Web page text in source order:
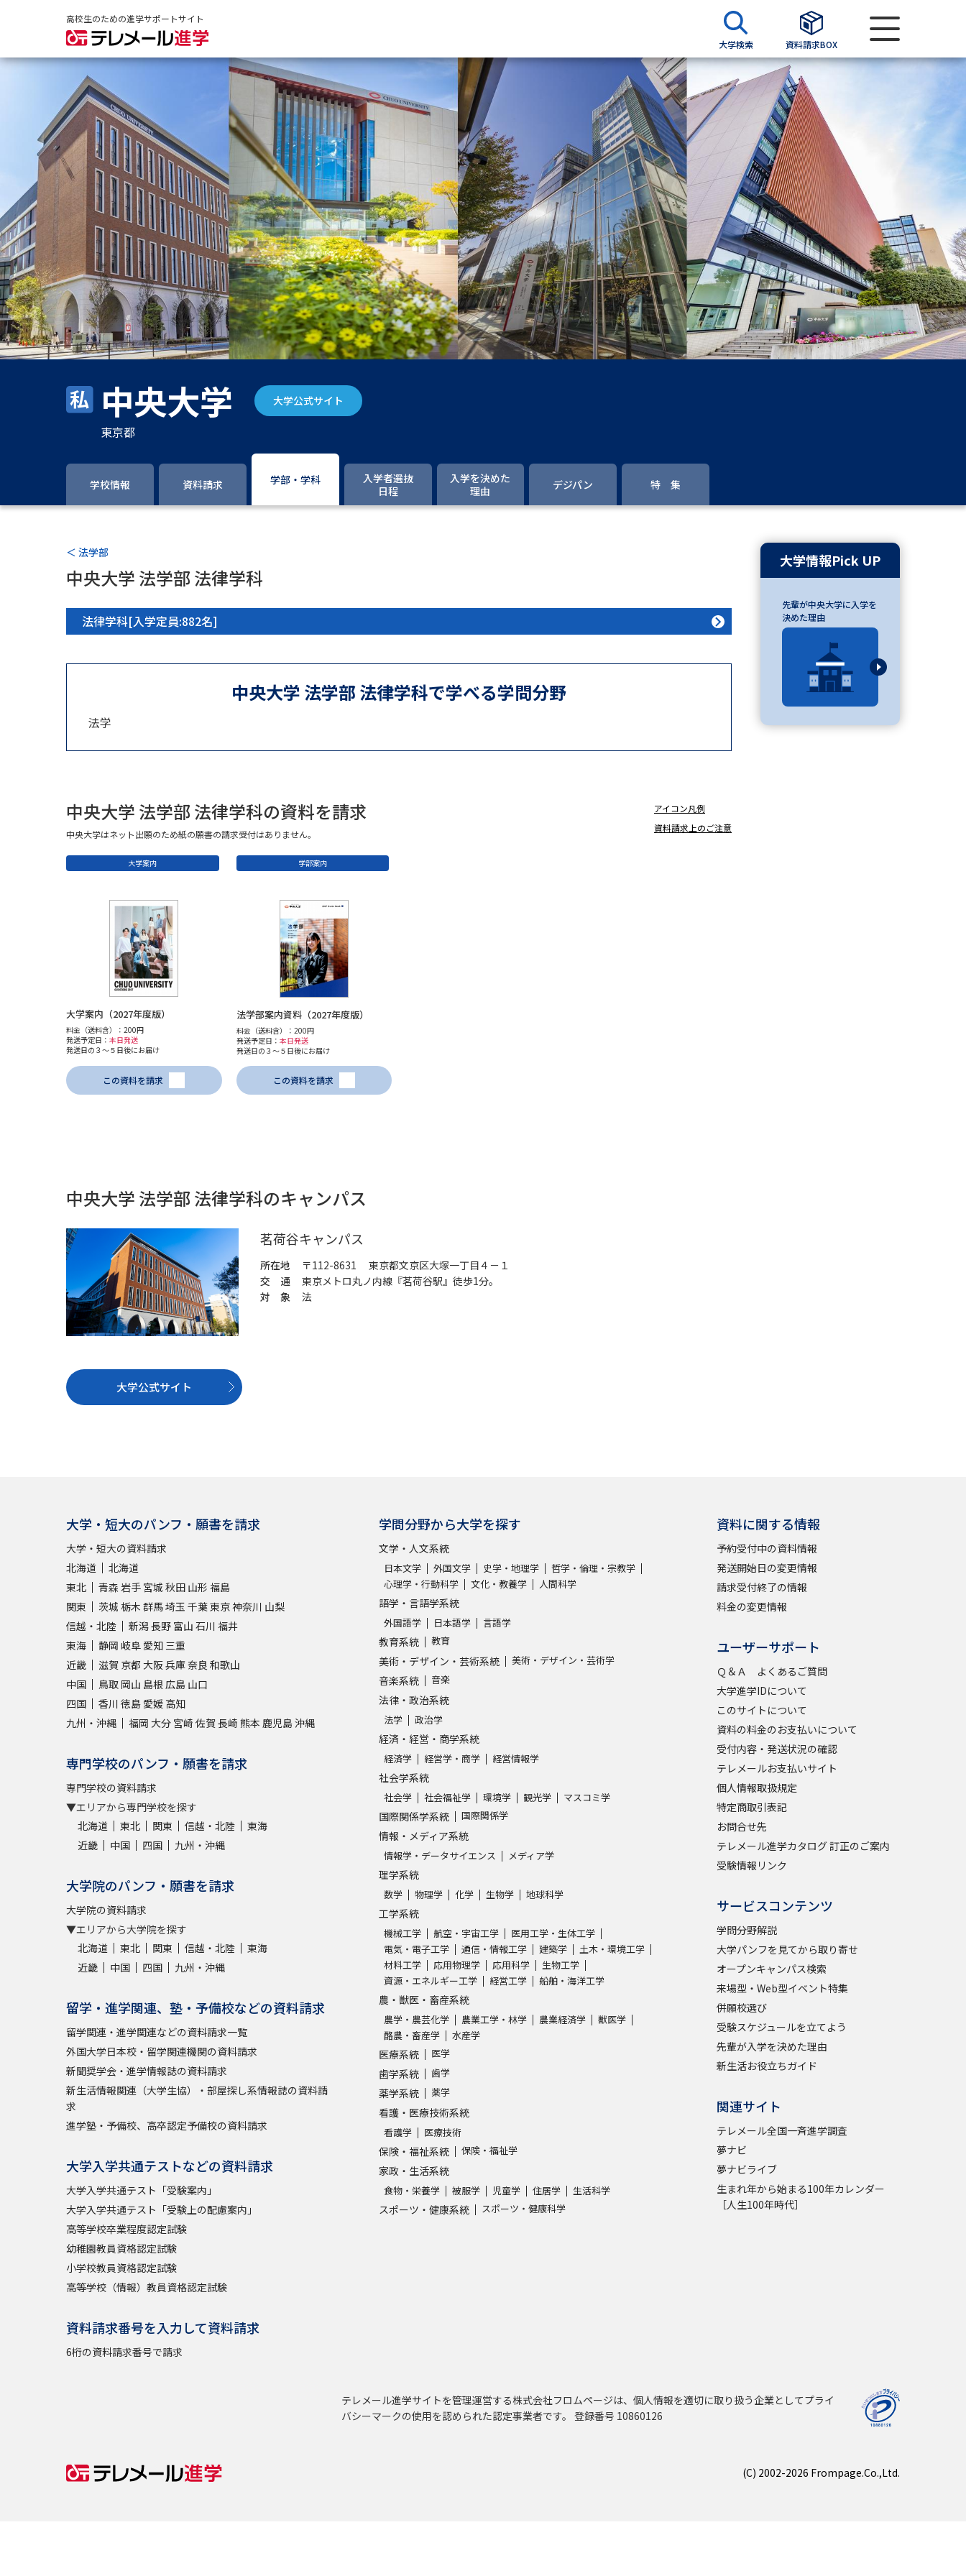
高校生のための進学サポートサイト
大学検索 資料請求BOX
資料検索
大学・短大の資料種類から請求
大学パンフ
学部・学科パンフ
総合型選抜・学校推薦型選抜 募集要項＆願書
大学入学共通テスト利用選抜の募集要項＆願書
過去問題集
大学・短大以外の資料から請求
専門学校の資料請求 大学院の資料請求
留学・進学関連、塾・予備校
大学入学共通テスト「受験案内」の請求
大学入学共通テスト「受験上の配慮案内」の請求
高等学校卒業程度認定試験
大学研究
デジタルパンフレット
進路の３択
新学年スタート号特集ページ（高3生用）
新学年スタート号特集ページ（高2生用）
オープンキャンパスなどを調べる
受験情報リンク
中央大学 大学公式サイト
東京都
学校情報 資料請求 学部・学科
入学者選抜
日程
入学を決めた
理由
デジパン 特 集
＜ 法学部
中央大学 法学部 法律学科
法律学科[入学定員:882名]
中央大学 法学部 法律学科で学べる学問分野
法学
中央大学 法学部 法律学科の資料を請求
中央大学はネット出願のため紙の願書の請求受付はありません。
アイコン凡例
資料請求上のご注意
大学案内
大学案内（2027年度版）
料金（送料含）：200円
発送予定日： 本日発送
発送日の３～５日後にお届け
この資料を請求
学部案内
法学部案内資料（2027年度版）
料金（送料含）：200円
発送予定日： 本日発送
発送日の３～５日後にお届け
この資料を請求
中央大学 法学部 法律学科のキャンパス
茗荷谷キャンパス
所在地
〒112-8631 東京都文京区大塚一丁目４－１
交 通
東京メトロ丸ノ内線『茗荷谷駅』徒歩1分。
対 象
法
大学公式サイト
大学情報Pick UP
先輩が中央大学に入学を
決めた理由
大学・短大のパンフ・願書を請求
大学・短大の資料請求
北海道
北海道
東北
青森 岩手 宮城 秋田 山形 福島
関東
茨城 栃木 群馬埼玉 千葉東京神奈川 山梨
信越・北陸
新潟長野 富山 石川 福井
東海
静岡 岐阜 愛知 三重
近畿
滋賀 京都 大阪兵庫奈良 和歌山
中国
鳥取 岡山 島根 広島 山口
四国
香川 徳島 愛媛 高知
九州・沖縄
福岡 大分 宮崎 佐賀 長崎 熊本 鹿児島沖縄
専門学校のパンフ・願書を請求
専門学校の資料請求
▼エリアから専門学校を探す
北海道
東北 関東 信越・北陸
東海
近畿
中国 四国 九州・沖縄
大学院のパンフ・願書を請求
大学院の資料請求
▼エリアから大学院を探す
北海道
東北 関東 信越・北陸
東海
近畿
中国 四国 九州・沖縄
留学・進学関連、塾・予備校などの資料請求
留学関連・進学関連などの資料請求一覧
外国大学日本校・留学関連機関の資料請求
新聞奨学会・進学情報誌の資料請求
新生活情報関連（大学生協）・部屋探し系情報誌の資料請
求
進学塾・予備校、高卒認定予備校の資料請求
大学入学共通テストなどの資料請求
大学入学共通テスト「受験案内」
大学入学共通テスト「受験上の配慮案内」
高等学校卒業程度認定試験
幼稚園教員資格認定試験
小学校教員資格認定試験
高等学校（情報）教員資格認定試験
資料請求番号を入力して資料請求
6桁の資料請求番号で請求
学問分野から大学を探す
文学・人文系統
日本文学 外国文学 史学・地理学
哲学・倫理・宗教学
心理学・行動科学
文化・教養学 人間科学
語学・言語学系統
外国語学 日本語学 言語学
教育系統 教育
美術・デザイン・芸術系統 美術・デザイン・芸術学
音楽系統 音楽
法律・政治系統
法学 政治学
経済・経営・商学系統
経済学 経営学・商学 経営情報学
社会学系統
社会学 社会福祉学 環境学 観光学 マスコミ学
国際関係学系統 国際関係学
情報・メディア系統
情報学・データサイエンス メディア学
理学系統
数学 物理学 化学 生物学 地球科学
工学系統
機械工学 航空・宇宙工学
医用工学・生体工学
電気・電子工学
通信・情報工学 建築学
土木・環境工学
材料工学
応用物理学 応用科学
生物工学
資源・エネルギー工学
経営工学 船舶・海洋工学
農・獣医・畜産系統
農学・農芸化学 農業工学・林学 農業経済学
獣医学
酪農・畜産学
水産学
医療系統 医学
歯学系統 歯学
薬学系統 薬学
看護・医療技術系統
看護学 医療技術
保険・福祉系統 保険・福祉学
家政・生活系統
食物・栄養学 被服学 児童学 住居学 生活科学
スポーツ・健康系統 スポーツ・健康科学
資料に関する情報
予約受付中の資料情報
発送開始日の変更情報
請求受付終了の情報
料金の変更情報
ユーザーサポート
Ｑ＆Ａ よくあるご質問
大学進学IDについて
このサイトについて
資料の料金のお支払いについて
受付内容・発送状況の確認
テレメールお支払いサイト
個人情報取扱規定
特定商取引表記
お問合せ先
テレメール進学カタログ 訂正のご案内
受験情報リンク
サービスコンテンツ
学問分野解説
大学パンフを見てから取り寄せ
オープンキャンパス検索
来場型・Web型イベント特集
併願校選び
受験スケジュールを立てよう
先輩が入学を決めた理由
新生活お役立ちガイド
関連サイト
テレメール全国一斉進学調査
夢ナビ
夢ナビライブ
生まれ年から始まる100年カレンダー
［人生100年時代］
テレメール進学サイトを管理運営する株式会社フロムページは、個人情報を適切に取り扱う企業としてプライ
バシーマークの使用を認められた認定事業者です。 登録番号 10860126
(C) 2002-2026 Frompage.Co.,Ltd.